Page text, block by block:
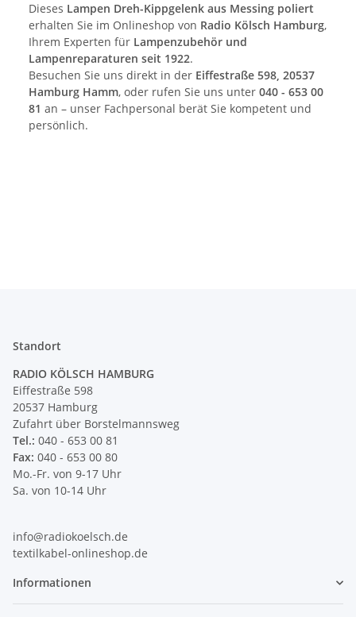
Dieses Lampen Dreh-Kippgelenk aus Messing poliert
erhalten Sie im Onlineshop von Radio Kölsch Hamburg,
Ihrem Experten für Lampenzubehör und
Lampenreparaturen seit 1922.
Besuchen Sie uns direkt in der Eiffestraße 598, 20537
Hamburg Hamm, oder rufen Sie uns unter 040 - 653 00
81 an – unser Fachpersonal berät Sie kompetent und
persönlich.
Standort
RADIO KÖLSCH HAMBURG
Eiffestraße 598
20537 Hamburg
Zufahrt über Borstelmannsweg
Tel.: 040 - 653 00 81
Fax: 040 - 653 00 80
Mo.-Fr. von 9-17 Uhr
Sa. von 10-14 Uhr
info@radiokoelsch.de
textilkabel-onlineshop.de
Informationen